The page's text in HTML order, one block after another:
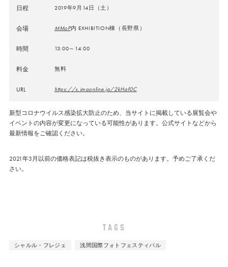
日程 2019年9月14日（土）
会場 MMoP内 EXHIBITION棟（長野県）
時間 13:00～14:00
料金 無料
URL https://s.imaonline.jp/2kHaf0C
新型コロナウイルス感染拡大防止のため、当サイトに掲載している展覧会や
イベントの内容が変更になっている可能性があります。公式サイトなどから
最新情報をご確認ください。
2021年3月以前の価格表記は税抜き表示のものがあります。予めご了承くだ
さい。
TAGS
シャルル・フレジェ 浅間国際フォトフェスティバル